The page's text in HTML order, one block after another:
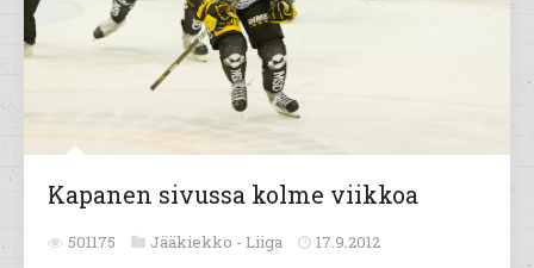
Kapanen sivussa kolme viikkoa
501175 Jääkiekko - Liiga 17.9.2012